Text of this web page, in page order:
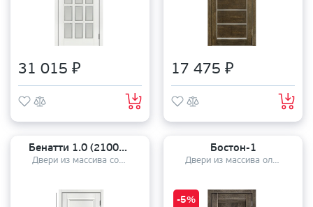
31 015 ₽ 17 475 ₽
Бенатти 1.0 (2100мм)
Двери из массива сосны
Бостон-1
Двери из массива ольхи
-5%